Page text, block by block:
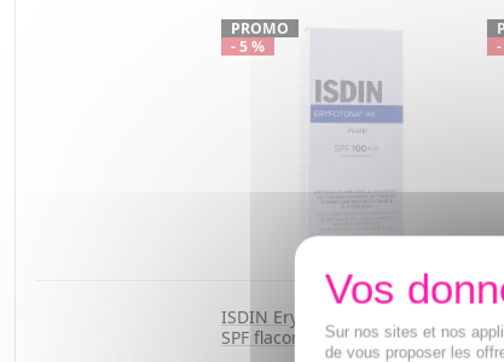
PROMO
- 5 %
ISDIN Eryfotona AK Fluid 100+
SPF flacon 50mlSur nos sites et nos
de vous proposer les